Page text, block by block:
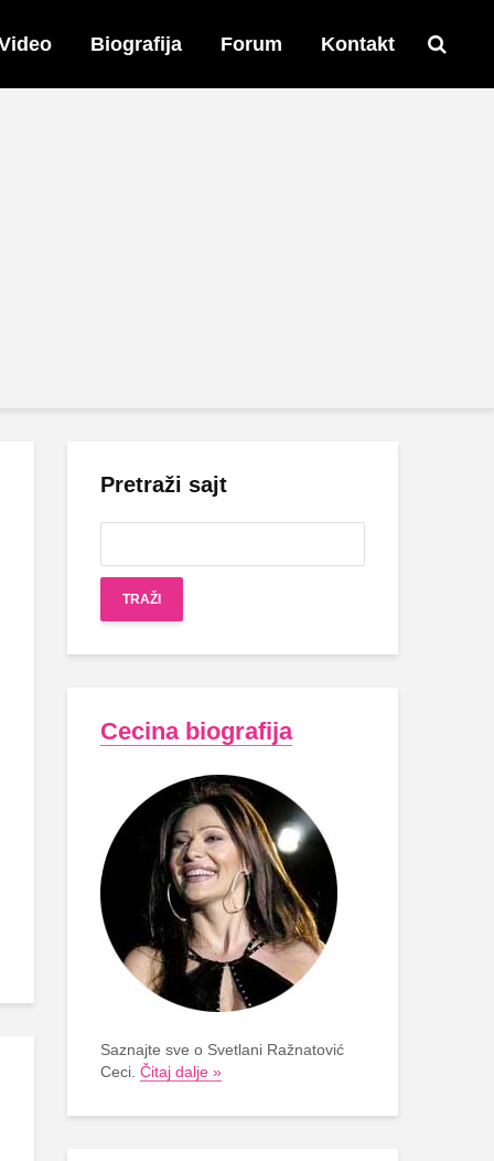
Biografija Forum Kontakt
Pretraži sajt
Cecina biografija
Saznajte sve o Svetlani Ražnatović
Ceci. Čitaj dalje »